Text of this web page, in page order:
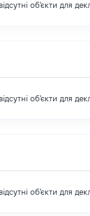
об'єкти для
об'єкти для
об'єкти для